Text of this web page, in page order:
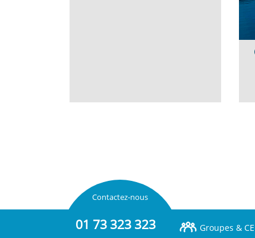
Contactez-nous
01 73 323 323 Groupes & CE